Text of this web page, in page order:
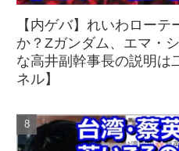
【内ゲバ】れいわロー
か？Zガンダム、エマ・
な高井副幹事長の説明は
ネル】